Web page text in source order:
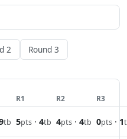
2 Round 3
R1 R2 R3
tb 5pts · 4tb 4pts · 4tb 0pts · 1